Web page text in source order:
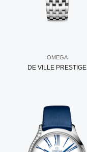
OMEGA
DE VILLE PRESTIGE